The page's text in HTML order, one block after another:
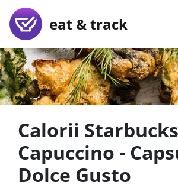
eat & track
Calorii Starbucks
Capuccino -
Dolce Gusto